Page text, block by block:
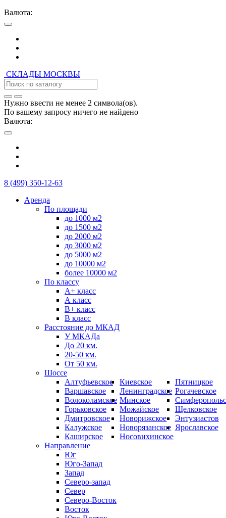
Валюта:
СКЛАДЫ МОСКВЫ
Нужно ввести не менее 2 символа(ов).
По вашему запросу ничего не найдено
Валюта:
8 (499) 350-12-63
Аренда
По площади
до 1000 м2
до 1500 м2
до 2000 м2
до 3000 м2
до 5000 м2
до 10000 м2
более 10000 м2
По классу
А+ класс
А класс
B+ класс
В класс
Расстояние до МКАД
У МКАДа
До 20 км.
20-50 км.
От 50 км.
Шоссе
Алтуфьевское
Варшавское
Волоколамское
Горьковское
Дмитровское
Калужское
Каширское
Киевское
Ленинградское
Минское
Можайское
Новорижское
Новорязанское
Носовихинское
Пятницкое
Рогачевское
Щелковское
Энтузиастов
Ярославское
Направление
Юг
Юго-Запад
Запад
Северо-запад
Север
Северо-Восток
Восток